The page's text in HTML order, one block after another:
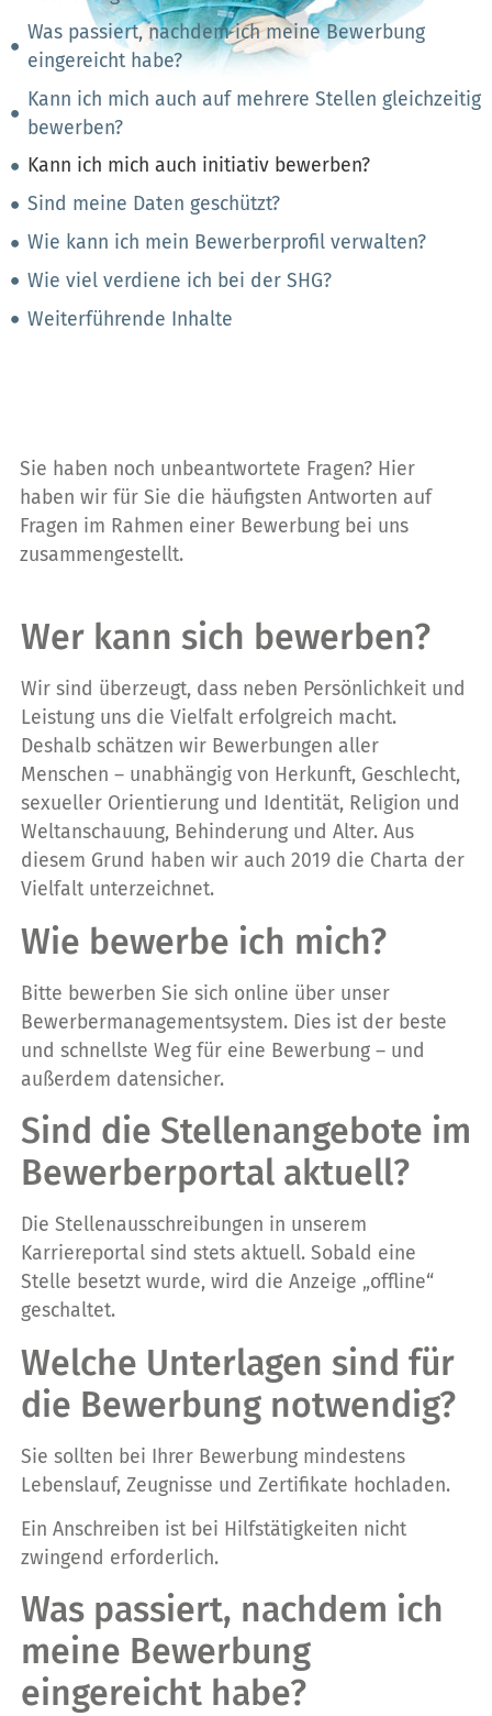
Was passiert, nachdem ich meine Bewerbung
eingereicht habe?
Kann ich mich auch auf mehrere Stellen gleichzeitig
bewerben?
Kann ich mich auch initiativ bewerben?
Sind meine Daten geschützt?
Wie kann ich mein Bewerberprofil verwalten?
Wie viel verdiene ich bei der SHG?
Weiterführende Inhalte
Sie haben noch unbeantwortete Fragen? Hier
haben wir für Sie die häufigsten Antworten auf
Fragen im Rahmen einer Bewerbung bei uns
zusammengestellt.
Wer kann sich bewerben?
Wir sind überzeugt, dass neben Persönlichkeit und
Leistung uns die Vielfalt erfolgreich macht.
Deshalb schätzen wir Bewerbungen aller
Menschen – unabhängig von Herkunft, Geschlecht,
sexueller Orientierung und Identität, Religion und
Weltanschauung, Behinderung und Alter. Aus
diesem Grund haben wir auch 2019 die Charta der
Vielfalt unterzeichnet.
Wie bewerbe ich mich?
Bitte bewerben Sie sich online über unser
Bewerbermanagementsystem. Dies ist der beste
und schnellste Weg für eine Bewerbung – und
außerdem datensicher.
Sind die Stellenangebote im
Bewerberportal aktuell?
Die Stellenausschreibungen in unserem
Karriereportal sind stets aktuell. Sobald eine
Stelle besetzt wurde, wird die Anzeige „offline“
geschaltet.
Welche Unterlagen sind für
die Bewerbung notwendig?
Sie sollten bei Ihrer Bewerbung mindestens
Lebenslauf, Zeugnisse und Zertifikate hochladen.
Ein Anschreiben ist bei Hilfstätigkeiten nicht
zwingend erforderlich.
Was passiert, nachdem ich
meine Bewerbung
eingereicht habe?